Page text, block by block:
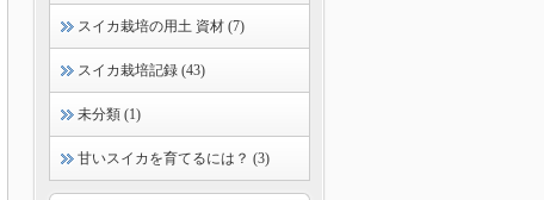
スイカ栽培の用土 資材 (7)
スイカ栽培記録 (43)
未分類 (1)
甘いスイカを育てるには？ (3)